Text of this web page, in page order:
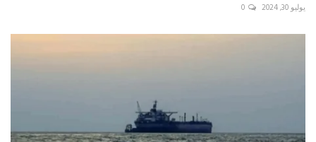
يوليو 30, 2024 0